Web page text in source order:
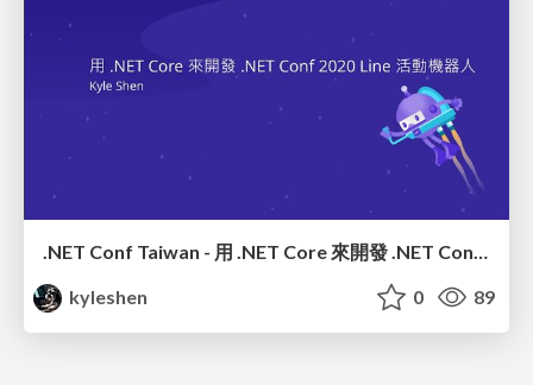
.NET Conf Taiwan - 用 .NET Core 來開發 .NET Conf 2020 Line 活動機器人
kyleshen
0 89